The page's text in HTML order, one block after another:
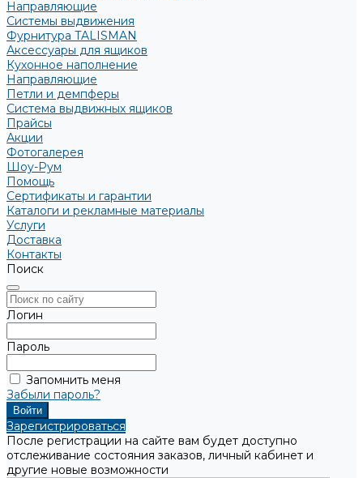
Направляющие
Системы выдвижения
Фурнитура TALISMAN
Аксессуары для ящиков
Кухонное наполнение
Направляющие
Петли и демпферы
Система выдвижных ящиков
Прайсы
Акции
Фотогалерея
Шоу-Рум
Помощь
Сертификаты и гарантии
Каталоги и рекламные материалы
Услуги
Доставка
Контакты
Поиск
Логин
Пароль
Запомнить меня
Забыли пароль?
Зарегистрироваться
После регистрации на сайте вам будет доступно
отслеживание состояния заказов, личный кабинет и
другие новые возможности